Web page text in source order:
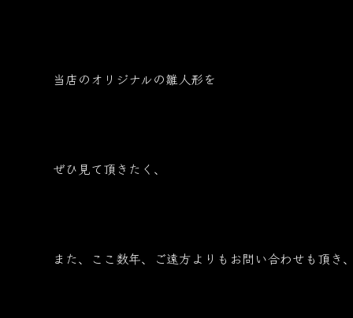
当店のオリジナルの雛人形を
ぜひ見て頂きたく、
また、ここ数年、ご遠方よりもお問い合わせも頂き